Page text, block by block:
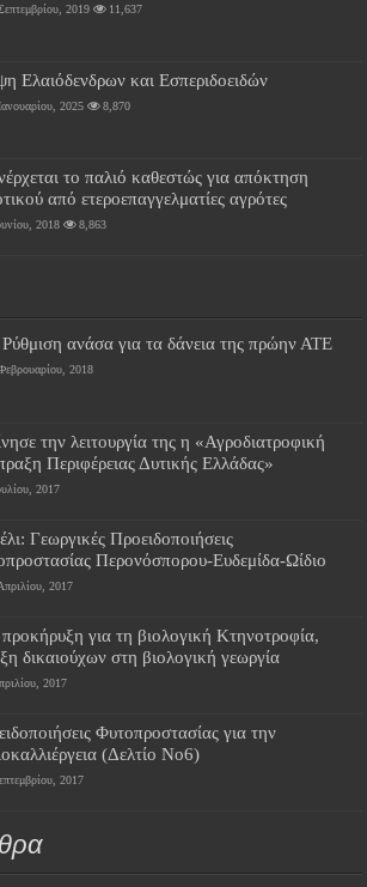
2019 11,637
Ελαιόδενδρων και Εσπεριδοειδών
2025 8,870
το παλιό καθεστώς για απόκτηση
από ετεροεπαγγελματίες αγρότες
2018 8,863
ανάσα για τα δάνεια της πρώην ΑΤΕ
2018
την λειτουργία της η «Αγροδιατροφική
Περιφέρειας Δυτικής Ελλάδας»
2017
Γεωργικές Προειδοποιήσεις
Περονόσπορου-Ευδεμίδα-Ωίδιο
2017
για τη βιολογική Κτηνοτροφία,
δικαιούχων στη βιολογική γεωργία
2017
Φυτοπροστασίας για την
(Δελτίο Νο6)
2017